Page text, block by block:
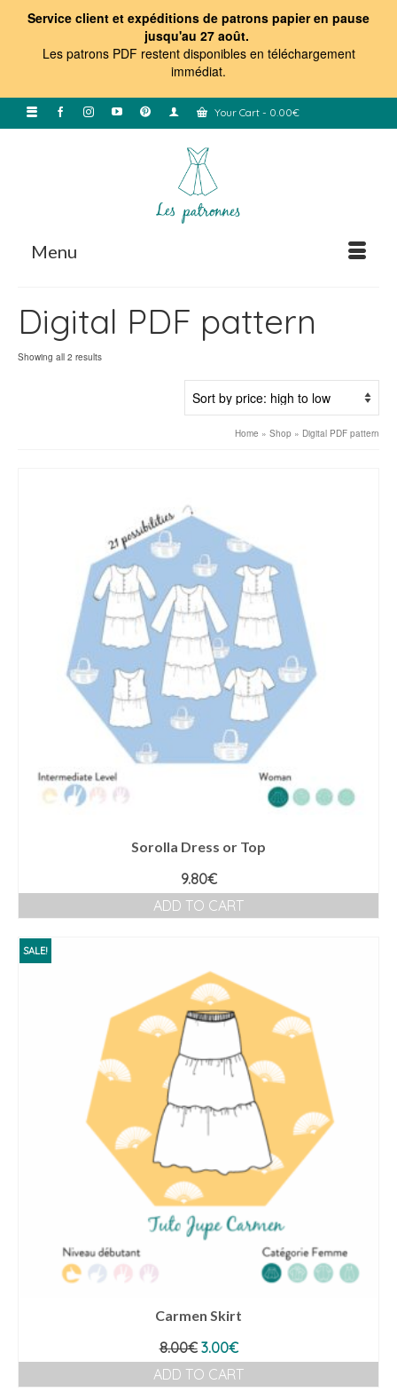
Service client et expéditions de patrons papier en pause
jusqu'au 27 août.
Les patrons PDF restent disponibles en téléchargement
immédiat.
Your Cart - 0.00€
Menu
Digital PDF pattern
Showing all 2 resultsSorted
Home » Shop » Digital PDF pattern
Sorolla Dress or Top
9.80€
ADD TO CART
SALE!
Carmen Skirt
8.00€ Original
price
was:
3.00€Current
price
is:
ADD TO CART